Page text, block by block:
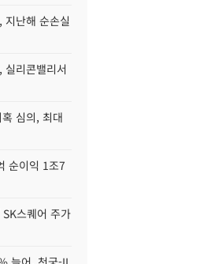
지난해 순손실
리콘밸리서
심의, 최대
순이익 1조7
스퀘어 주가